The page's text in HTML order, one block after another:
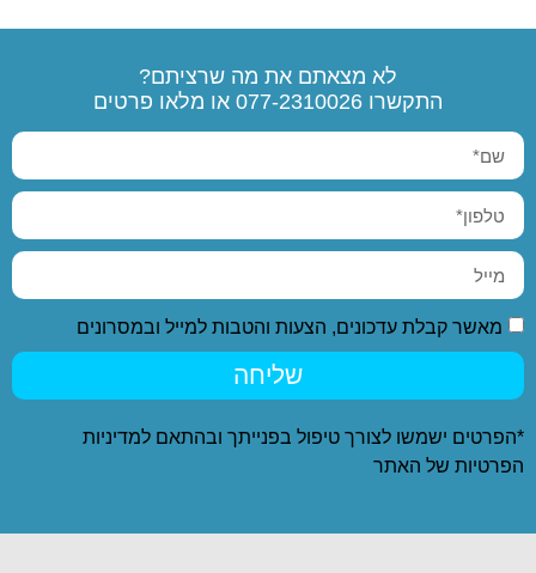
לא מצאתם את מה שרציתם?
התקשרו 077-2310026 או מלאו פרטים
מאשר קבלת עדכונים, הצעות והטבות למייל ובמסרונים
שליחה
*הפרטים ישמשו לצורך טיפול בפנייתך ובהתאם למדיניות
הפרטיות של האתר